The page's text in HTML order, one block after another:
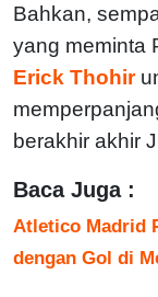
Bahkan,
yang meminta
Erick Thohir
berakhir akhir
Baca Juga :
Atletico Madrid
dengan Gol di